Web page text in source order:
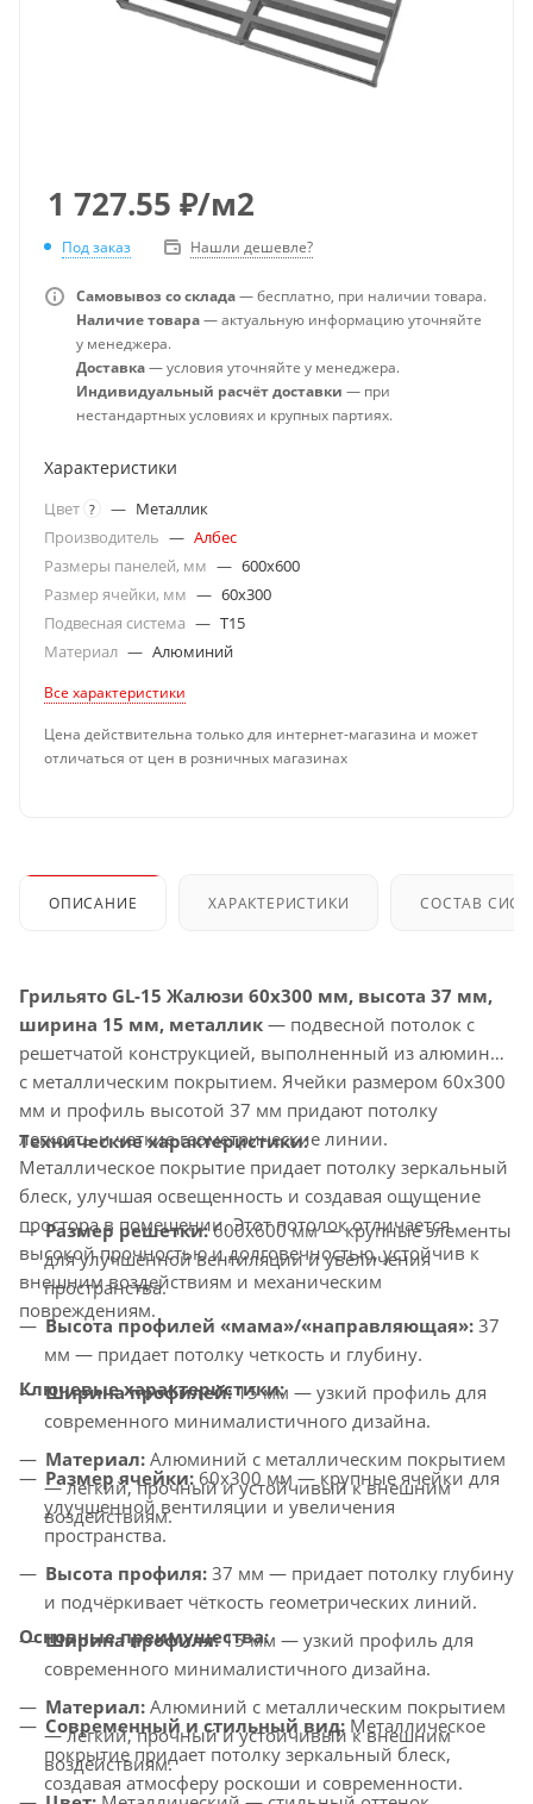
1 727.55 ₽/м2
Под заказ Нашли дешевле?
Самовывоз со склада— бесплатно, при наличии товара.
Наличие товара— актуальную информацию уточняйте
у менеджера.
Доставка— условия уточняйте у менеджера.
Индивидуальный расчёт доставки — при
нестандартных условиях и крупных партиях.
Характеристики
Цвет ? — Металлик
Производитель — Албес
Размеры панелей, мм — 600x600
Размер ячейки, мм — 60x300
Подвесная система — T15
Материал — Алюминий
Все характеристики
Цена действительна только для интернет-магазина и может
отличаться от цен в розничных магазинах
ОПИСАНИЕ ХАРАКТЕРИСТИКИ СОСТАВ
Грильято GL-15 Жалюзи 60x300 мм, высота 37 мм,
ширина 15 мм, металлик — подвесной потолок с
решетчатой конструкцией, выполненный из алюминия
с металлическим покрытием. Ячейки размером 60x300
мм и профиль высотой 37 мм придают потолку
легкость и четкие геометрические линии.
Металлическое покрытие придает потолку зеркальный
блеск, улучшая освещенность и создавая ощущение
простора в помещении. Этот потолок отличается
высокой прочностью и долговечностью, устойчив к
внешним воздействиям и механическим
повреждениям.
Технические характеристики:
Размер решетки:600x600 мм — крупные элементы
для улучшенной вентиляции и увеличения
пространства.
Высота профилей «мама»/«направляющая»: 37
мм — придает потолку четкость и глубину.
Ширина профилей:15 мм — узкий профиль для
современного минималистичного дизайна.
Материал: Алюминий с металлическим покрытием
— легкий, прочный и устойчивый к внешним
воздействиям.
Ключевые характеристики:
Размер ячейки: 60x300 мм — крупные ячейки для
улучшенной вентиляции и увеличения
пространства.
Высота профиля: 37 мм — придает потолку глубину
и подчёркивает чёткость геометрических линий.
Ширина профиля:15 мм — узкий профиль для
современного минималистичного дизайна.
Материал: Алюминий с металлическим покрытием
— лёгкий, прочный и устойчивый к внешним
воздействиям.
Основные преимущества:
Современный и стильный вид: Металлическое
покрытие придает потолку зеркальный блеск,
создавая атмосферу роскоши и современности.